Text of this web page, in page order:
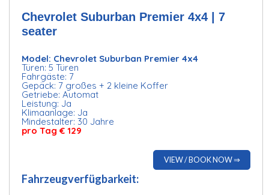
Chevrolet Suburban Premier 4x4 | 7
seater
Model: Chevrolet Suburban Premier 4x4
Türen: 5 Türen
Fahrgäste: 7
Gepäck: 7 großes + 2 kleine Koffer
Getriebe: Automat
Leistung: Ja
Klimaanlage: Ja
Mindestalter: 30 Jahre
pro Tag € 129
VIEW / BOOK NOW ⇒
Fahrzeugverfügbarkeit: